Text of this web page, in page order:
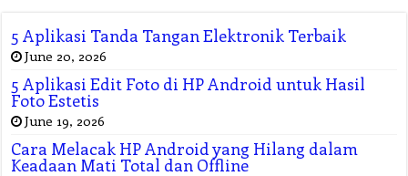
5 Aplikasi Tanda Tangan Elektronik Terbaik
June 20, 2026
5 Aplikasi Edit Foto di HP Android untuk Hasil
Foto Estetis
June 19, 2026
Cara Melacak HP Android yang Hilang dalam
Keadaan Mati Total dan Offline